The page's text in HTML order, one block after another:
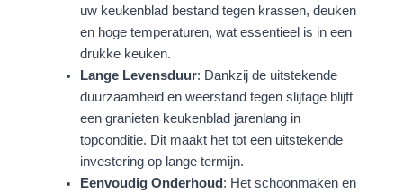
uw keukenblad bestand tegen krassen, deuken
en hoge temperaturen, wat essentieel is in een
drukke keuken.
Lange Levensduur: Dankzij de uitstekende
duurzaamheid en weerstand tegen slijtage blijft
een granieten keukenblad jarenlang in
topconditie. Dit maakt het tot een uitstekende
investering op lange termijn.
Eenvoudig Onderhoud : Het schoonmaken en